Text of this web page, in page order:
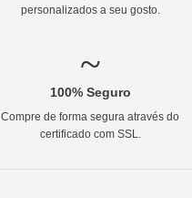
personalizados a seu gosto.
100% Seguro
Compre de forma segura através do
certificado com SSL.